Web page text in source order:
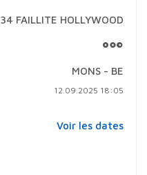
34 FAILLITE HOLLYWOOD
MONS - BE
12.09.2025 18:05
Voir les dates